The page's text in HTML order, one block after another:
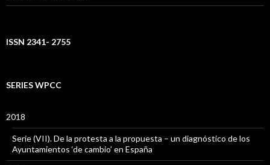
ISSN 2341- 2755
SERIES WPCC
2018
Serie (VII). De la protesta a la propuesta – un diagnóstico de los
Ayuntamientos ‘de cambio’ en España